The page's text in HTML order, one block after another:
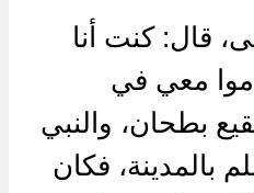
قال: كنت أنا
معي في
بطحان، والنبي
بالمدينة، فكان